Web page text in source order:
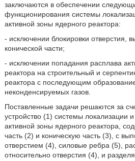
заключаются в обеспечении
функционирования системы
активной зоны ядерного реактора:
- исключении блокировки отверстия,
конической части;
- исключении попадания расплава
реактора на строительный и
реактора с последующим
неконденсируемых газов.
Поставленные задачи решаются за
устройство (1) системы локализации
активной зоны ядерного реактора,
часть (2) и коническую часть (3), с
отверстием (4), силовые ребра (5),
относительно отверстия (4), и